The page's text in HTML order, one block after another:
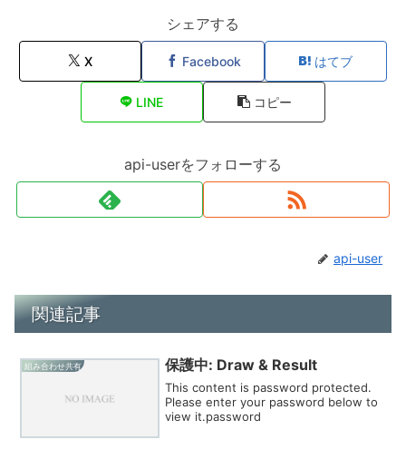
シェアする
X Facebook はてブ
LINE コピー
api-userをフォローする
api-user
関連記事
組み合わせ共有 保護中: Draw & Result
This content is password protected.
Please enter your password below to
view it.password